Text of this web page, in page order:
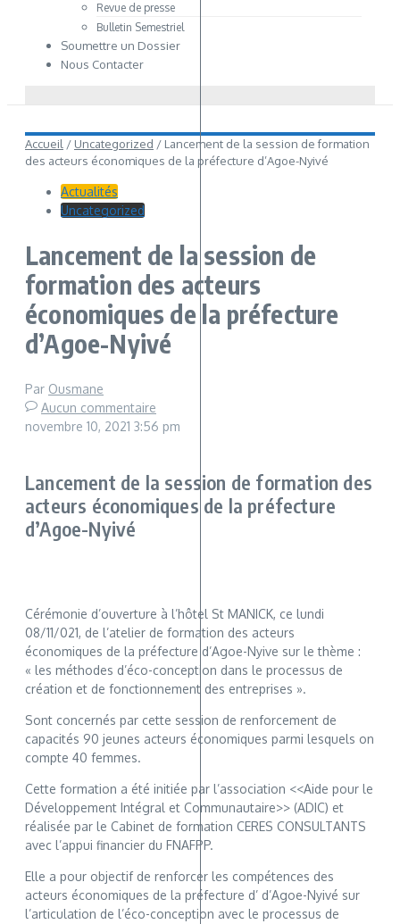
Revue de presse
Bulletin Semestriel
Soumettre un Dossier
Nous Contacter
Accueil / Uncategorized / Lancement de la session de formation
des acteurs économiques de la préfecture d’Agoe-Nyivé
Actualités
Uncategorized
Lancement de la session de
formation des acteurs
économiques de la préfecture
d’Agoe-Nyivé
Par Ousmane
Aucun commentaire
novembre 10, 2021 3:56 pm
Lancement de la session de formation des
acteurs économiques de la préfecture
d’Agoe-Nyivé
Cérémonie d’ouverture à l’hôtel St MANICK, ce lundi
08/11/021, de l’atelier de formation des acteurs
économiques de la préfecture d’Agoe-Nyive sur le thème :
« les méthodes d’éco-conception dans le processus de
création et de fonctionnement des entreprises ».
Sont concernés par cette session de renforcement de
capacités 90 jeunes acteurs économiques parmi lesquels on
compte 40 femmes.
Cette formation a été initiée par l’association <<Aide pour le
Développement Intégral et Communautaire>> (ADIC) et
réalisée par le Cabinet de formation CERES CONSULTANTS
avec l’appui financier du FNAFPP.
Elle a pour objectif de renforcer les compétences des
acteurs économiques de la préfecture d’ d’Agoe-Nyivé sur
l’articulation de l’éco-conception avec le processus de